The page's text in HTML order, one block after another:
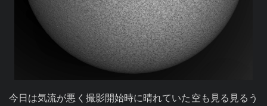
今日は気流が悪く撮影開始時に晴れていた空も見る見るう